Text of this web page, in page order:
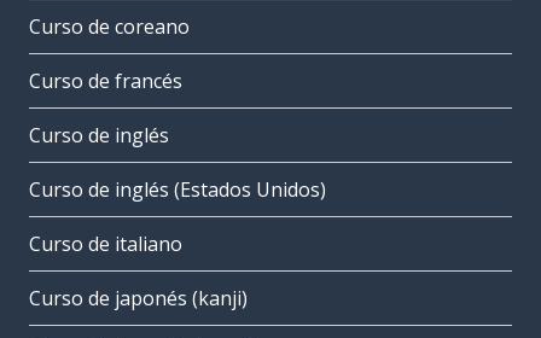
Curso de coreano
Curso de francés
Curso de inglés
Curso de inglés (Estados Unidos)
Curso de italiano
Curso de japonés (kanji)